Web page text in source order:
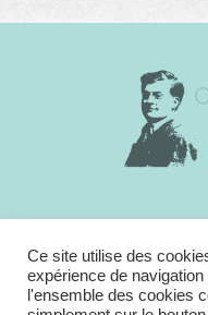
23 bis rue de
Standard
E-mail :
Ce site utilise des
expérience de
l'ensemble des cookies